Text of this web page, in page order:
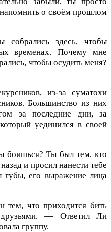
о своём прошлом
здесь, чтобы
временах. Почему мне
чтобы осудить меня?
из-за суматохи
Большинство из них
за последние дни, за
уединился в своей
боишься? Ты был тем, кто
и просил нанести тебе
его выражение лица
что приходится бить
— Ответил Ли
группу.